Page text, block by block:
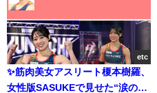
etc
✨筋肉美女アスリート榎本樹羅、
女性版SASUKEで見せた“涙の挑